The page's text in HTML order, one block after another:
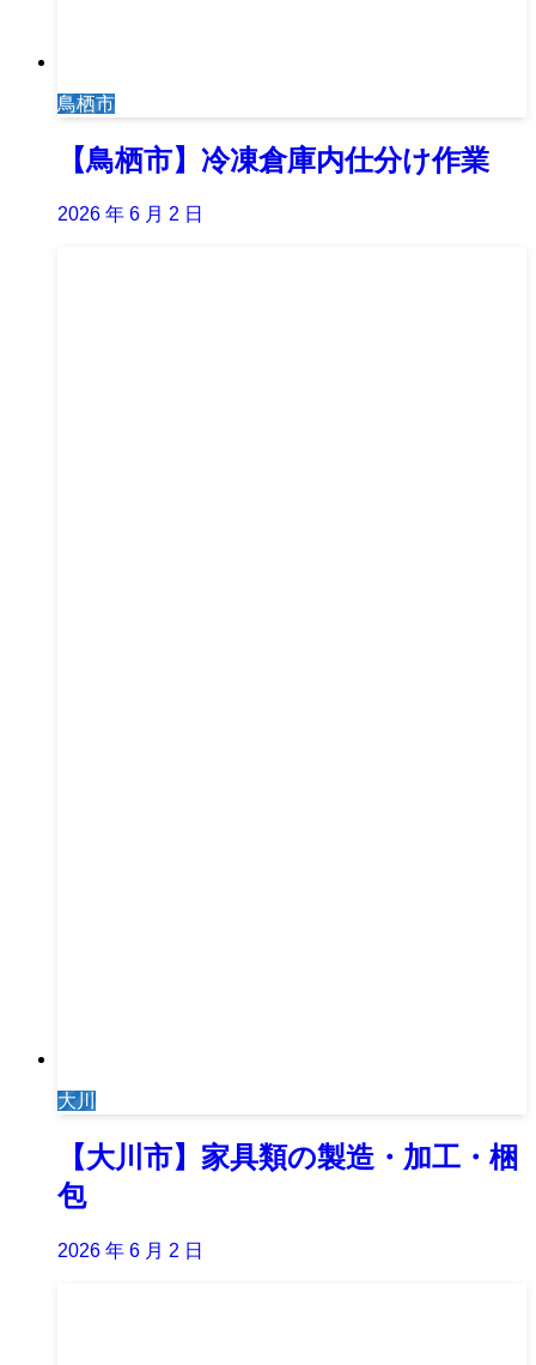
鳥栖市
【鳥栖市】冷凍倉庫内仕分け作業
2026 年 6 月 2 日
大川
【大川市】家具類の製造・加工・梱
包
2026 年 6 月 2 日